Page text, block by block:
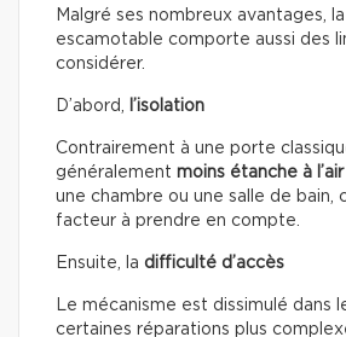
Malgré ses nombreux avantages,
escamotable comporte aussi des
considérer.
D’abord, l’isolation
Contrairement à une porte
généralement moins étanche à
une chambre ou une salle de bain,
facteur à prendre en compte.
Ensuite, la difficulté d’accès
Le mécanisme est dissimulé dans
certaines réparations plus